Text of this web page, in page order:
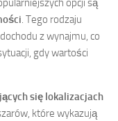
opcji są
. Tego rodzaju
z wynajmu, co
gdy wartości
się lokalizacjach
które wykazują